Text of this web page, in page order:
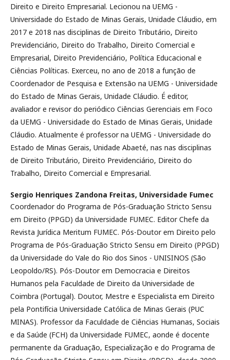
Direito e Direito Empresarial. Lecionou na UEMG -
Universidade do Estado de Minas Gerais, Unidade Cláudio, em
2017 e 2018 nas disciplinas de Direito Tributário, Direito
Previdenciário, Direito do Trabalho, Direito Comercial e
Empresarial, Direito Previdenciário, Política Educacional e
Ciências Políticas. Exerceu, no ano de 2018 a função de
Coordenador de Pesquisa e Extensão na UEMG - Universidade
do Estado de Minas Gerais, Unidade Cláudio. É editor,
avaliador e revisor do periódico Ciências Gerenciais em Foco
da UEMG - Universidade do Estado de Minas Gerais, Unidade
Cláudio. Atualmente é professor na UEMG - Universidade do
Estado de Minas Gerais, Unidade Abaeté, nas nas disciplinas
de Direito Tributário, Direito Previdenciário, Direito do
Trabalho, Direito Comercial e Empresarial.
Sergio Henriques Zandona Freitas, Universidade Fumec
Coordenador do Programa de Pós-Graduação Stricto Sensu
em Direito (PPGD) da Universidade FUMEC. Editor Chefe da
Revista Jurídica Meritum FUMEC. Pós-Doutor em Direito pelo
Programa de Pós-Graduação Stricto Sensu em Direito (PPGD)
da Universidade do Vale do Rio dos Sinos - UNISINOS (São
Leopoldo/RS). Pós-Doutor em Democracia e Direitos
Humanos pela Faculdade de Direito da Universidade de
Coimbra (Portugal). Doutor, Mestre e Especialista em Direito
pela Pontifícia Universidade Católica de Minas Gerais (PUC
MINAS). Professor da Faculdade de Ciências Humanas, Sociais
e da Saúde (FCH) da Universidade FUMEC, aonde é docente
permanente da Graduação, Especialização e do Programa de